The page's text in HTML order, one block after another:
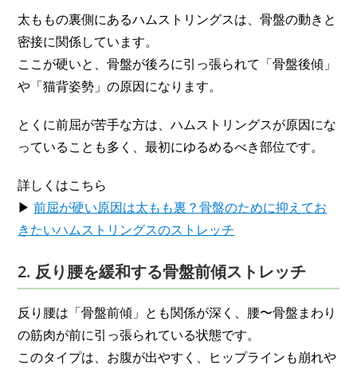
太ももの裏側にあるハムストリングスは、骨盤の動きと
密接に関係しています。
ここが硬いと、骨盤が後ろに引っ張られて「骨盤後傾」
や「猫背姿勢」の原因になります。
とくに前屈が苦手な方は、ハムストリングスが原因にな
っていることも多く、最初にゆるめるべき部位です。
詳しくはこちら
▶前屈が硬い原因は太もも裏？骨盤のために抑えてお
きたいハムストリングスのストレッチ
2. 反り腰を緩和する骨盤前傾ストレッチ
反り腰は「骨盤前傾」とも関係が深く、腰〜骨盤まわり
の筋肉が前に引っ張られている状態です。
このタイプは、お腹が出やすく、ヒップラインも崩れや